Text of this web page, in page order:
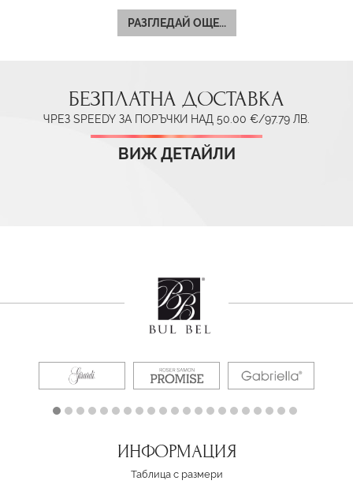
РАЗГЛЕДАЙ ОЩЕ...
БЕЗПЛАТНА ДОСТАВКА
ЧРЕЗ SPEEDY ЗА ПОРЪЧКИ НАД 50.00 €/97.79 ЛВ.
ВИЖ ДЕТАЙЛИ
ИНФОРМАЦИЯ
Таблица с размери